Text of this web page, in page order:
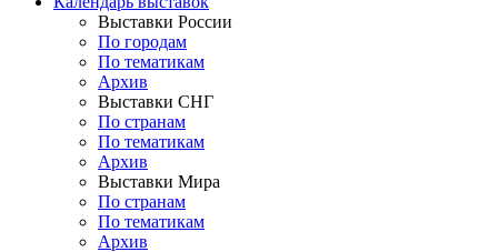
Выставки России
По городам
По тематикам
Архив
Выставки СНГ
По странам
По тематикам
Архив
Выставки Мира
По странам
По тематикам
Архив